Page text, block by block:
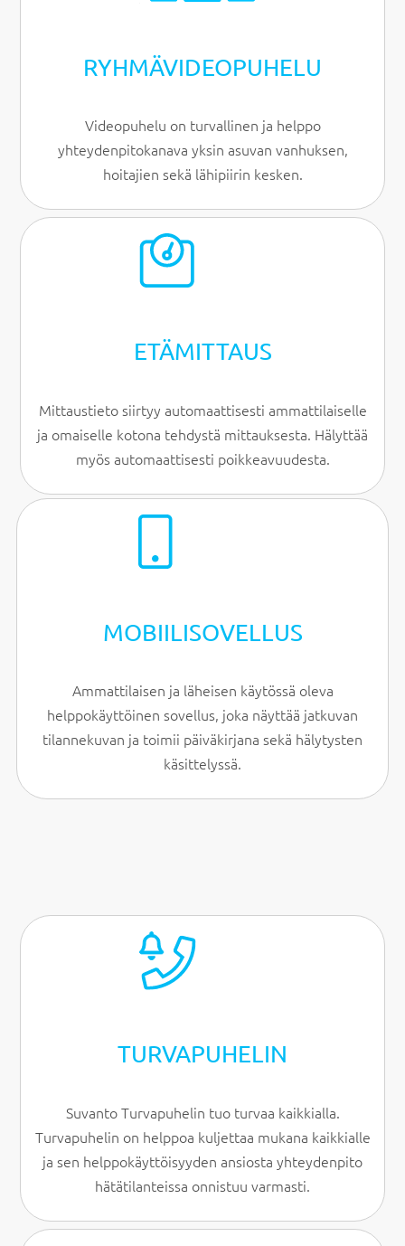
RYHMÄVIDEO­PUHELU
Videopuhelu on turvallinen ja helppo
yhteydenpitokanava yksin asuvan vanhuksen,
hoitajien sekä lähipiirin kesken.
ETÄMITTAUS
Mittaustieto siirtyy automaattisesti ammattilaiselle
ja omaiselle kotona tehdystä mittauksesta. Hälyttää
myös automaattisesti poikkeavuudesta.
MOBIILISOVELLUS
Ammattilaisen ja läheisen käytössä oleva
helppokäyttöinen sovellus, joka näyttää jatkuvan
tilannekuvan ja toimii päiväkirjana sekä hälytysten
käsittelyssä.
TURVAPUHELIN
Suvanto Turvapuhelin tuo turvaa kaikkialla.
Turvapuhelin on helppoa kuljettaa mukana kaikkialle
ja sen helppokäyttöisyyden ansiosta yhteydenpito
hätätilanteissa onnistuu varmasti.